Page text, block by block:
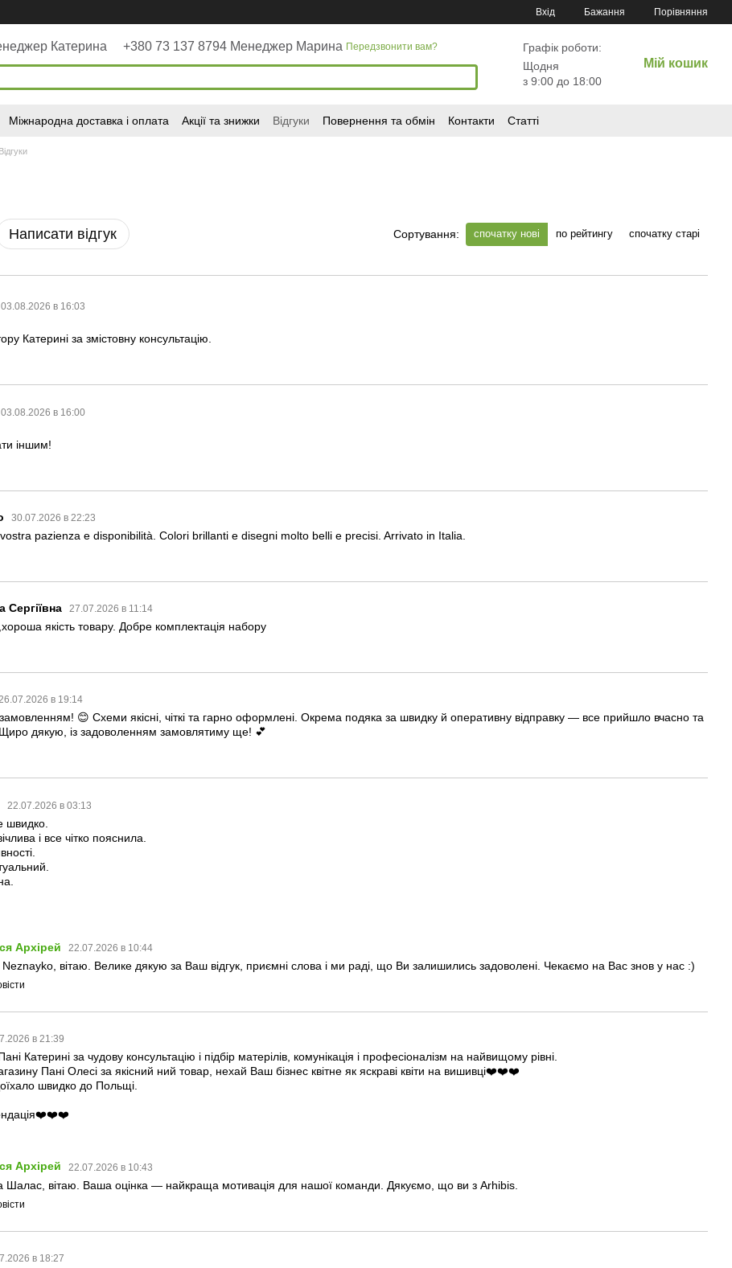
Вхід Бажання Порівняння
Катерина +380 73 137 8794 Менеджер Марина Передзвонити вам?
Графік роботи:
Щодня
з 9:00 до 18:00
Мій кошик
Міжнародна доставка і оплата Акції та знижки Відгуки Повернення та обмін Контакти Статті
Відгуки
Написати відгук Сортування: спочатку нові по рейтингу спочатку старі
03.08.2026 в 16:03
Катерині за змістовну консультацію.
03.08.2026 в 16:00
іншим!
30.07.2026 в 22:23
pazienza e disponibilità. Colori brillanti e disegni molto belli e precisi. Arrivato in Italia.
Сергіївна 27.07.2026 в 11:14
якість товару. Добре комплектація набору
в 19:14
😊 Схеми якісні, чіткі та гарно оформлені. Окрема подяка за швидку й оперативну відправку — все прийшло вчасно та
Щиро дякую, із задоволенням замовлятиму ще! 💕
22.07.2026 в 03:13
швидко.
і все чітко пояснила.
Архірей 22.07.2026 в 10:44
вітаю. Велике дякую за Ваш відгук, приємні слова і ми раді, що Ви залишились задоволені. Чекаємо на Вас знов у нас :)
в 21:39
Катерині за чудову консультацію і підбір матерілів, комунікація і професіоналізм на найвищому рівні.
Пані Олесі за якісний ний товар, нехай Ваш бізнес квітне як яскраві квіти на вишивці❤️❤️❤️
швидко до Польщі.
Архірей 22.07.2026 в 10:43
Шалас, вітаю. Ваша оцінка — найкраща мотивація для нашої команди. Дякуємо, що ви з Arhibis.
в 18:27